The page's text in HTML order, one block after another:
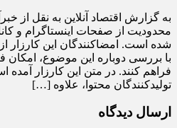
به گزارش اقتصاد آنلاین به نقل از
محدودیت از صفحات اینستاگرام و
شده است. امضاکنندگان این کارزار
با بررسی دوباره این موضوع، امکان
فراهم کنند. در متن این کارزار
تولیدکنندگان محتوا، علاوه […]
ارسال دیدگاه